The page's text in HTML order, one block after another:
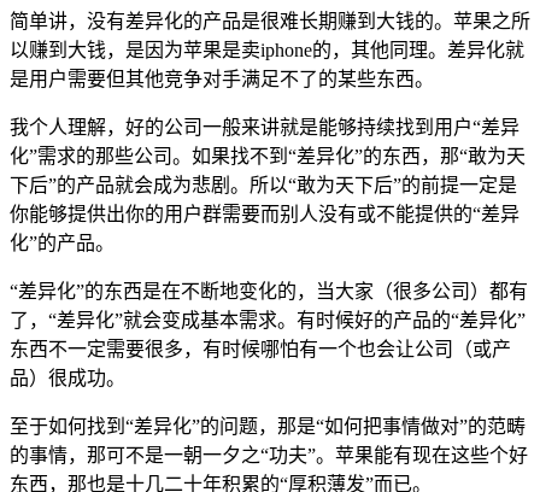
简单讲，没有差异化的产品是很难长期赚到大钱的。苹果之所
以赚到大钱，是因为苹果是卖iphone的，其他同理。差异化就
是用户需要但其他竞争对手满足不了的某些东西。
我个人理解，好的公司一般来讲就是能够持续找到用户“差异
化”需求的那些公司。如果找不到“差异化”的东西，那“敢为天
下后”的产品就会成为悲剧。所以“敢为天下后”的前提一定是
你能够提供出你的用户群需要而别人没有或不能提供的“差异
化”的产品。
“差异化”的东西是在不断地变化的，当大家（很多公司）都有
了，“差异化”就会变成基本需求。有时候好的产品的“差异化”
东西不一定需要很多，有时候哪怕有一个也会让公司（或产
品）很成功。
至于如何找到“差异化”的问题，那是“如何把事情做对”的范畴
的事情，那可不是一朝一夕之“功夫”。苹果能有现在这些个好
东西，那也是十几二十年积累的“厚积薄发”而已。